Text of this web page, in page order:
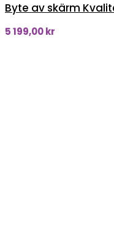
Byte av skärm
5 199,00kr